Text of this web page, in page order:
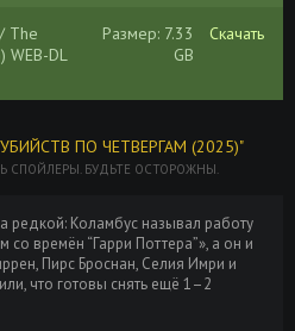
The
WEB-DL
Размер: 7.33
GB
Скачать
UHD WEB-
P, L
17.71 GB
The
WEB-DLRip
Размер: 2.05
GB
Скачать
ПО ЧЕТВЕРГАМ (2025)"
СПОЙЛЕРЫ. БУДЬТЕ ОСТОРОЖНЫ.
Коламбус называл работу
времён “Гарри Поттера”», а он и
Пирс Броснан, Селия Имри и
что готовы снять ещё 1–2